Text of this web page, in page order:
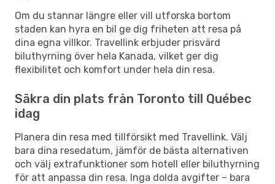
Om du stannar längre eller vill utforska bortom
staden kan hyra en bil ge dig friheten att resa på
dina egna villkor. Travellink erbjuder prisvärd
biluthyrning över hela Kanada, vilket ger dig
flexibilitet och komfort under hela din resa.
Säkra din plats från Toronto till Québec
idag
Planera din resa med tillförsikt med Travellink. Välj
bara dina resedatum, jämför de bästa alternativen
och välj extrafunktioner som hotell eller biluthyrning
för att anpassa din resa. Inga dolda avgifter – bara